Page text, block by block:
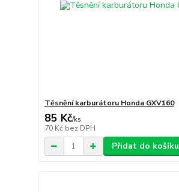
Těsnění karburátoru Honda GXV160
85 Kč/ks
70 Kč bez DPH
Přidat do košíku